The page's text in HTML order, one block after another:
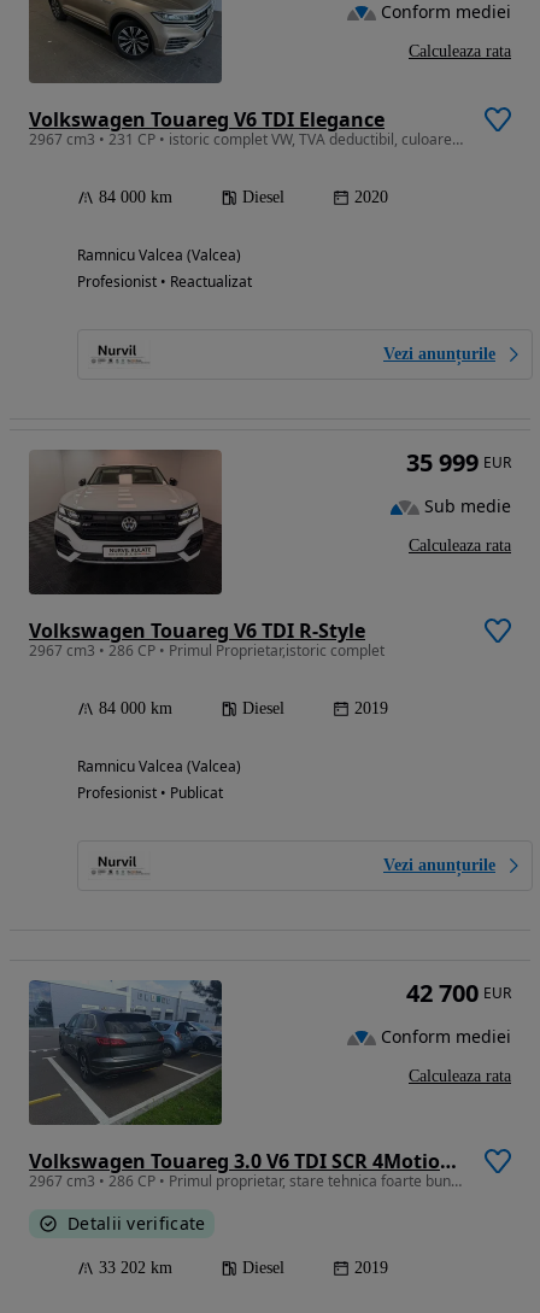
Volkswagen Touareg V6 TDI Elegance
2967 cm3 • 231 CP • istoric complet VW, TVA deductibil, culoare deosebita
84 000 km Diesel 2020
Ramnicu Valcea (Valcea)
Profesionist • Reactualizat
Vezi anunțurile
Conform mediei
Calculeaza rata
Volkswagen Touareg V6 TDI R-Style
2967 cm3 • 286 CP • Primul Proprietar,istoric complet
84 000 km Diesel 2019
Ramnicu Valcea (Valcea)
Profesionist • Publicat
Vezi anunțurile
35 999 EUR
Sub medie
Calculeaza rata
Volkswagen Touareg 3.0 V6 TDI SCR 4Motion Automatik R-Line
2967 cm3 • 286 CP • Primul proprietar, stare tehnica foarte bună , reviziile tehnice la zi
Detalii verificate
33 202 km Diesel 2019
42 700 EUR
Conform mediei
Calculeaza rata